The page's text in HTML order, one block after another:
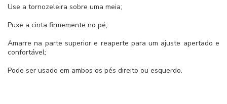
Use a tornozeleira sobre uma meia;
Puxe a cinta firmemente no pé;
Amarre na parte superior e reaperte para um ajuste apertado e
confortável;
Pode ser usado em ambos os pés direito ou esquerdo.